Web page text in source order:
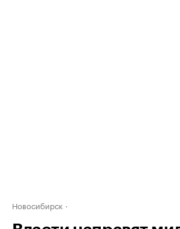
Новосибирск